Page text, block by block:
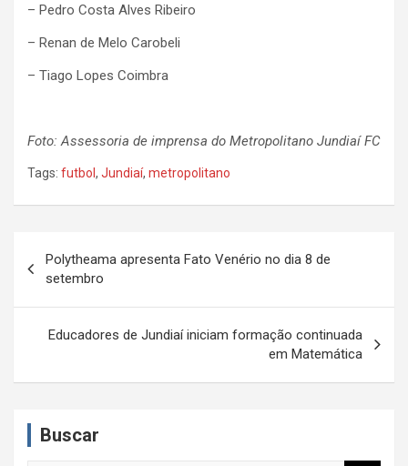
– Pedro Costa Alves Ribeiro
– Renan de Melo Carobeli
– Tiago Lopes Coimbra
Foto: Assessoria de imprensa do Metropolitano Jundiaí FC
Tags: futbol , Jundiaí, metropolitano
v
a
Polytheama apresenta Fato Venério no dia 8 de
setembro
Educadores de Jundiaí iniciam formação continuada
em Matemática
Buscar